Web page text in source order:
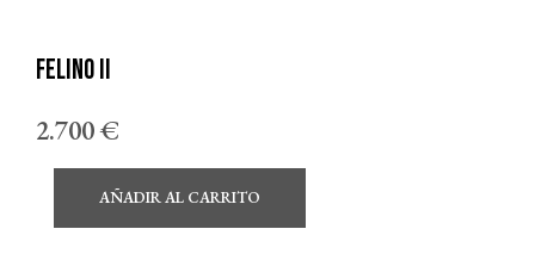
Felino II
2.700€
AÑADIR AL CARRITO